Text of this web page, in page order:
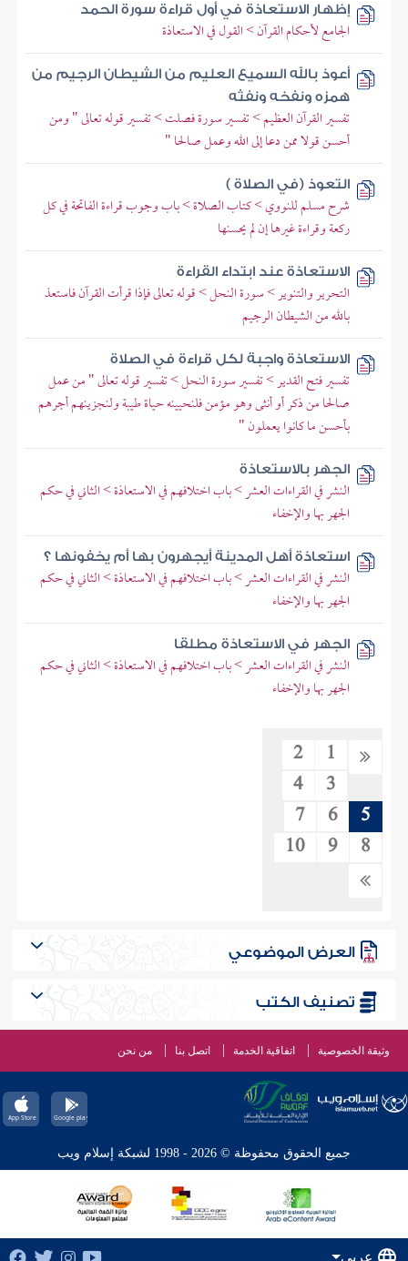
إظهار الاستعاذة في أول قراءة سورة الحمد
الجامع لأحكام القرآن > القول في الاستعاذة
أعوذ بالله السميع العليم من الشيطان الرجيم من
همزه ونفخه ونفثه
تفسير القرآن العظيم > تفسير سورة فصلت > تفسير قوله تعالى " ومن
أحسن قولا ممن دعا إلى الله وعمل صالحا "
التعوذ (في الصلاة )
شرح مسلم للنووي > كتاب الصلاة > باب وجوب قراءة الفاتحة في كل
ركعة وقراءة غيرها إن لم يحسنها
الاستعاذة عند ابتداء القراءة
التحرير والتنوير > سورة النحل > قوله تعالى فإذا قرأت القرآن فاستعذ
بالله من الشيطان الرجيم
الاستعاذة واجبة لكل قراءة في الصلاة
تفسير فتح القدير > تفسير سورة النحل > تفسير قوله تعالى " من عمل
صالحا من ذكر أو أنثى وهو مؤمن فلنحيينه حياة طيبة ولنجزينهم أجرهم
بأحسن ما كانوا يعملون "
الجهر بالاستعاذة
النشر في القراءات العشر > باب اختلافهم في الاستعاذة > الثاني في حكم
الجهر بها والإخفاء
استعاذة أهل المدينة أيجهرون بها أم يخفونها ؟
النشر في القراءات العشر > باب اختلافهم في الاستعاذة > الثاني في حكم
الجهر بها والإخفاء
الجهر في الاستعاذة مطلقا
النشر في القراءات العشر > باب اختلافهم في الاستعاذة > الثاني في حكم
الجهر بها والإخفاء
1
2
3
4
5
6
7
8
9
10
العرض الموضوعي
تصنيف الكتب
وثيقة الخصوصية اتفاقية الخدمة اتصل بنا من نحن
جميع الحقوق محفوظة © 2026 - 1998 لشبكة إسلام ويب
عربي